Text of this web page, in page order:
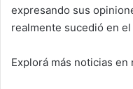
expresando sus
realmente sucedió en
Explorá más noticias en